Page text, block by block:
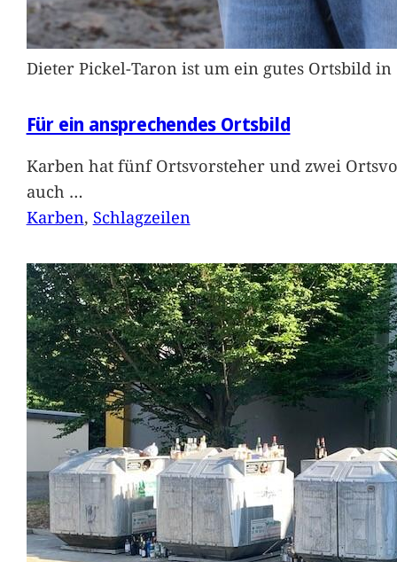
Dieter Pickel-Taron ist um ein gutes Ortsbild
Für ein ansprechendes Ortsbild
Karben hat fünf Ortsvorsteher und zwei
auch …
Karben, Schlagzeilen